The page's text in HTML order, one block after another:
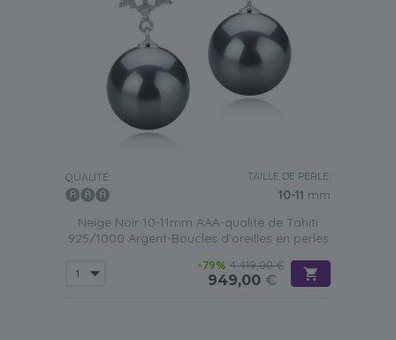
QUALITÉ: TAILLE DE PERLE:
10-11 mm
Neige Noir 10-11mm AAA-qualité de Tahiti
925/1000 Argent-Boucles d'oreilles en perles
-79% 4 419,00 €
949,00 €